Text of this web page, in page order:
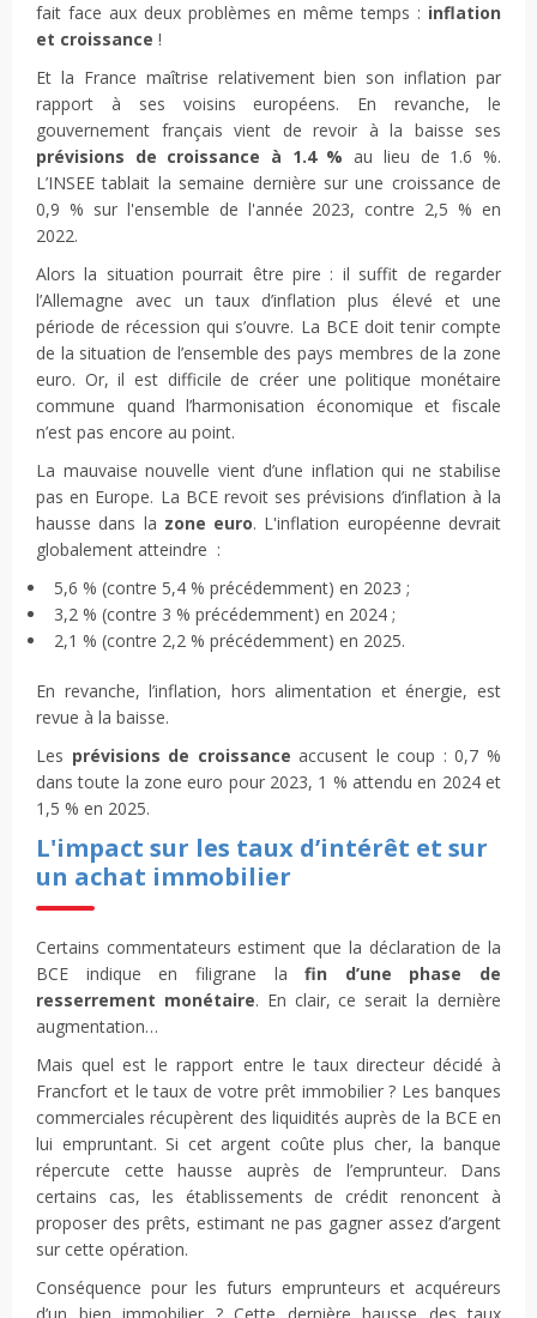
fait face aux deux problèmes en même temps : inflation
et croissance !
Et la France maîtrise relativement bien son inflation par
rapport à ses voisins européens. En revanche, le
gouvernement français vient de revoir à la baisse ses
prévisions de croissance à 1.4 % au lieu de 1.6 %.
L’INSEE tablait la semaine dernière sur une croissance de
0,9 % sur l'ensemble de l'année 2023, contre 2,5 % en
2022.
Alors la situation pourrait être pire : il suffit de regarder
l’Allemagne avec un taux d’inflation plus élevé et une
période de récession qui s’ouvre. La BCE doit tenir compte
de la situation de l’ensemble des pays membres de la zone
euro. Or, il est difficile de créer une politique monétaire
commune quand l’harmonisation économique et fiscale
n’est pas encore au point.
La mauvaise nouvelle vient d’une inflation qui ne stabilise
pas en Europe. La BCE revoit ses prévisions d’inflation à la
hausse dans la zone euro. L'inflation européenne devrait
globalement atteindre :
5,6 % (contre 5,4 % précédemment) en 2023 ;
3,2 % (contre 3 % précédemment) en 2024 ;
2,1 % (contre 2,2 % précédemment) en 2025.
En revanche, l’inflation, hors alimentation et énergie, est
revue à la baisse.
Les prévisions de croissance accusent le coup : 0,7 %
dans toute la zone euro pour 2023, 1 % attendu en 2024 et
1,5 % en 2025.
L'impact sur les taux d’intérêt et sur
un achat immobilier
Certains commentateurs estiment que la déclaration de la
BCE indique en filigrane lafin d’une phase de
resserrement monétaire. En clair, ce serait la dernière
augmentation…
Mais quel est le rapport entre le taux directeur décidé à
Francfort et le taux de votre prêt immobilier ? Les banques
commerciales récupèrent des liquidités auprès de la BCE en
lui empruntant. Si cet argent coûte plus cher, la banque
répercute cette hausse auprès de l’emprunteur. Dans
certains cas, les établissements de crédit renoncent à
proposer des prêts, estimant ne pas gagner assez d’argent
sur cette opération.
Conséquence pour les futurs emprunteurs et acquéreurs